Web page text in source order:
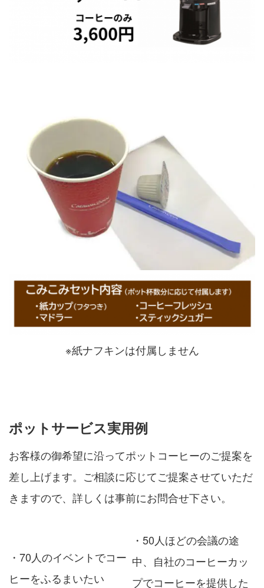
※紙ナフキンは付属しません
ポットサービス実用例
お客様の御希望に沿ってポットコーヒーのご提案を
差し上げます。ご相談に応じてご提案させていただ
きますので、詳しくは事前にお問合せ下さい。
・70人のイベントでコー
ヒーをふるまいたい
・50人ほどの会議の途
中、自社のコーヒーカッ
プでコーヒーを提供した